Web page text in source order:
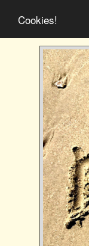
Cookies!